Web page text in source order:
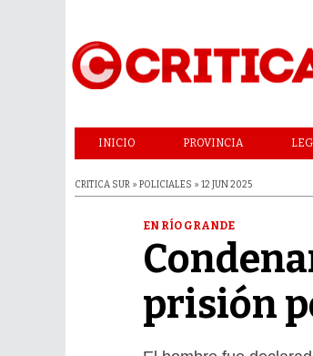
INICIO PROVINCIA
CRITICA SUR » POLICIALES » 12 JUN 2025
EN RÍO GRANDE
prisión